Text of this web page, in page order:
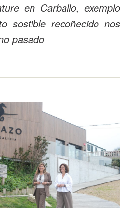
en Carballo, exemplo
sostible recoñecido nos
pasado